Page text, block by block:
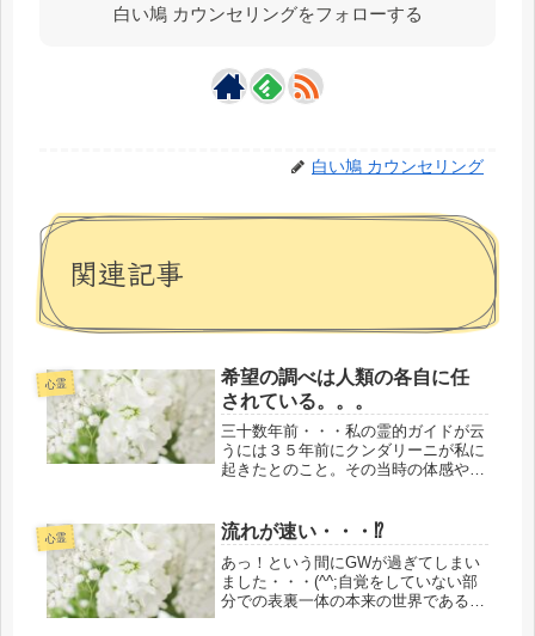
白い鳩 カウンセリングをフォローする
白い鳩 カウンセリング
関連記事
心霊
希望の調べは人類の各自に任
されている。。。
三十数年前・・・私の霊的ガイドが云
うには３５年前にクンダリーニが私に
起きたとのこと。その当時の体感や記
都度、二十数年間、よくメモをしてい
たものですが多忙になり、いつしかメ
モ...
心霊 流れが速い・・・⁉
あっ！という間にGWが過ぎてしまい
ました・・・(^^;自覚をしていない部
分での表裏一体の本来の世界である霊